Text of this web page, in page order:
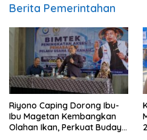
Berita Pemerintahan
Riyono Caping Dorong Ibu-
Ibu Magetan Kembangkan
Olahan Ikan, Perkuat Budaya